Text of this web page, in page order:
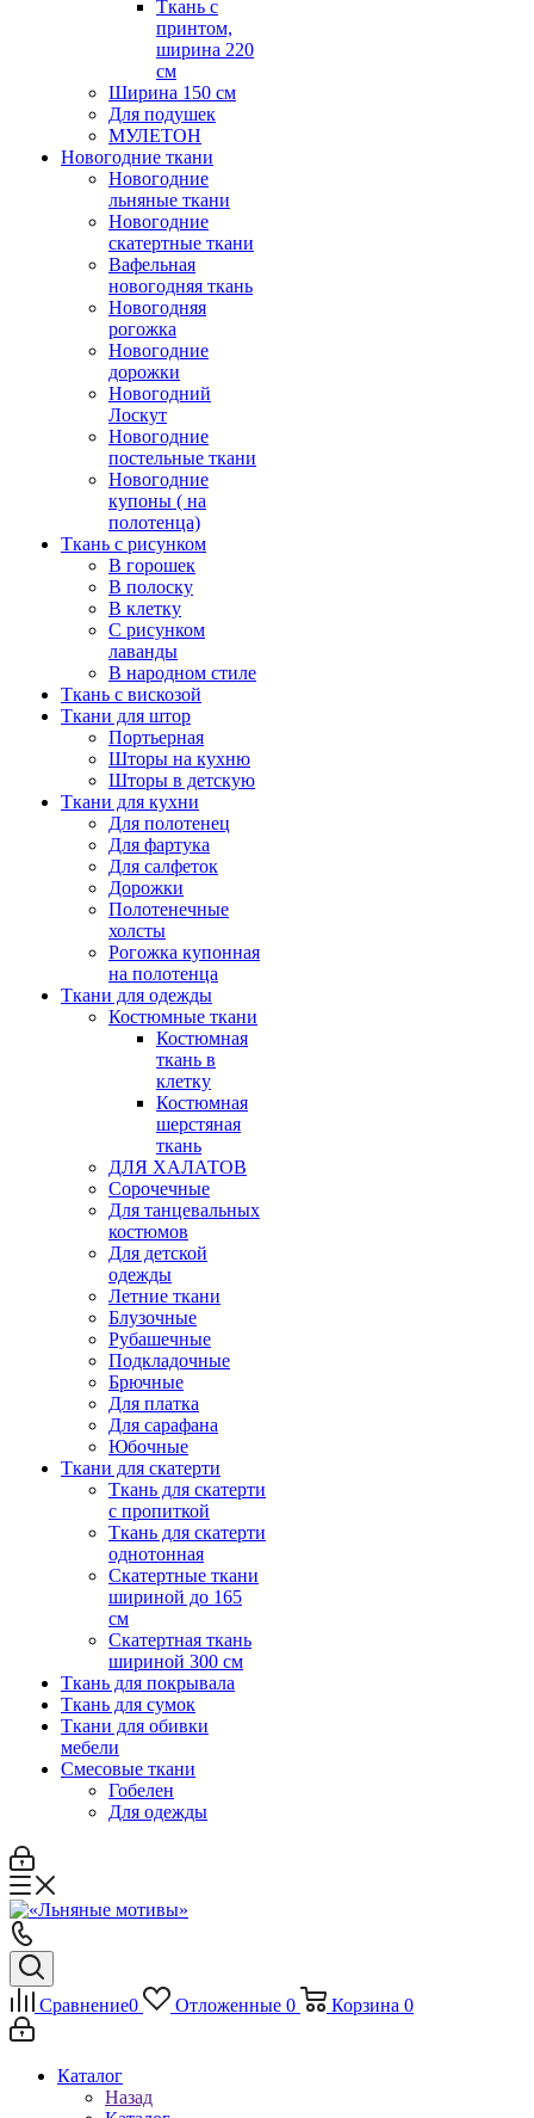
Ткань с
принтом,
ширина 220
см
Ширина 150 см
Для подушек
МУЛЕТОН
Новогодние ткани
Новогодние
льняные ткани
Новогодние
скатертные ткани
Вафельная
новогодняя ткань
Новогодняя
рогожка
Новогодние
дорожки
Новогодний
Лоскут
Новогодние
постельные ткани
Новогодние
купоны ( на
полотенца)
Ткань с рисунком
В горошек
В полоску
В клетку
С рисунком
лаванды
В народном стиле
Ткань с вискозой
Ткани для штор
Портьерная
Шторы на кухню
Шторы в детскую
Ткани для кухни
Для полотенец
Для фартука
Для салфеток
Дорожки
Полотенечные
холсты
Рогожка купонная
на полотенца
Ткани для одежды
Костюмные ткани
Костюмная
ткань в
клетку
Костюмная
шерстяная
ткань
ДЛЯ ХАЛАТОВ
Сорочечные
Для танцевальных
костюмов
Для детской
одежды
Летние ткани
Блузочные
Рубашечные
Подкладочные
Брючные
Для платка
Для сарафана
Юбочные
Ткани для скатерти
Ткань для скатерти
с пропиткой
Ткань для скатерти
однотонная
Скатертные ткани
шириной до 165
см
Скатертная ткань
шириной 300 см
Ткань для покрывала
Ткань для сумок
Ткани для обивки
мебели
Смесовые ткани
Гобелен
Для одежды
Сравнение0 Отложенные 0 Корзина 0
Каталог
Назад